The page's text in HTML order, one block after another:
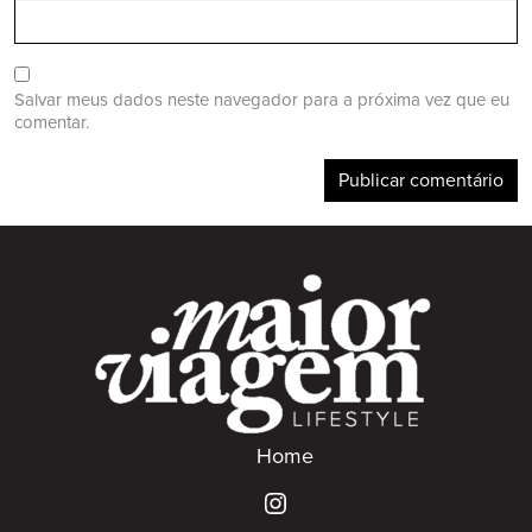
Salvar meus dados neste navegador para a próxima vez que eu
comentar.
Home